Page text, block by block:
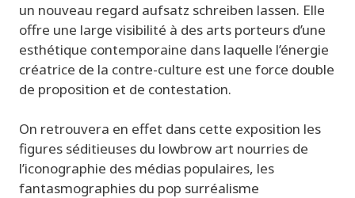
un nouveau regard aufsatz schreiben lassen. Elle
offre une large visibilité à des arts porteurs d’une
esthétique contemporaine dans laquelle l’énergie
créatrice de la contre-culture est une force double
de proposition et de contestation.
On retrouvera en effet dans cette exposition les
figures séditieuses du lowbrow art nourries de
l’iconographie des médias populaires, les
fantasmographies du pop surréalisme